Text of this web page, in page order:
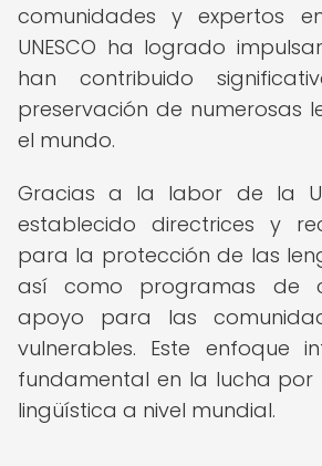
comunidades y expertos
UNESCO ha logrado
han contribuido
preservación de numerosas
el mundo.
Gracias a la labor de la
establecido directrices y
para la protección de las
así como programas de
apoyo para las
vulnerables. Este enfoque
fundamental en la lucha por
lingüística a nivel mundial.